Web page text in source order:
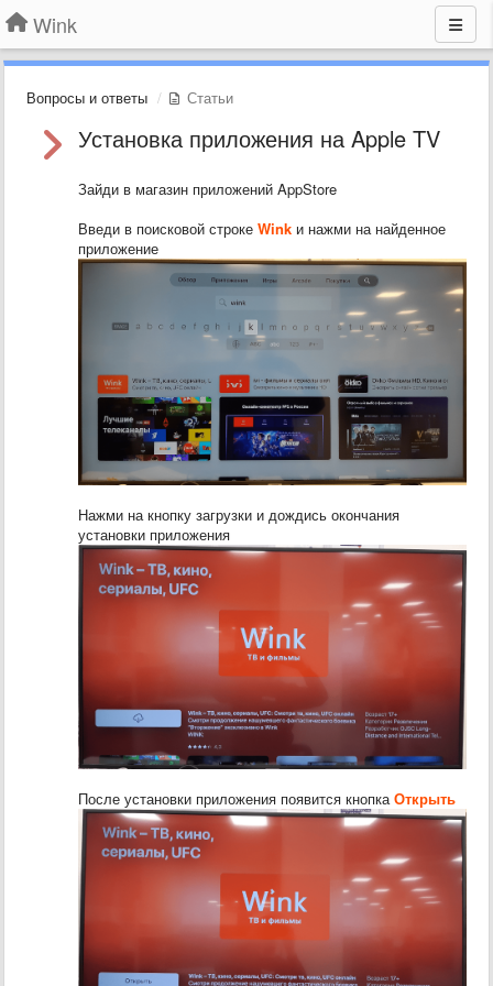
Wink
Вопросы и ответы Статьи
Установка приложения на Apple TV
Зайди в магазин приложений AppStore
Введи в поисковой строке Wink и нажми на найденное
приложение
Нажми на кнопку загрузки и дождись окончания
установки приложения
После установки приложения появится кнопкаОткрыть